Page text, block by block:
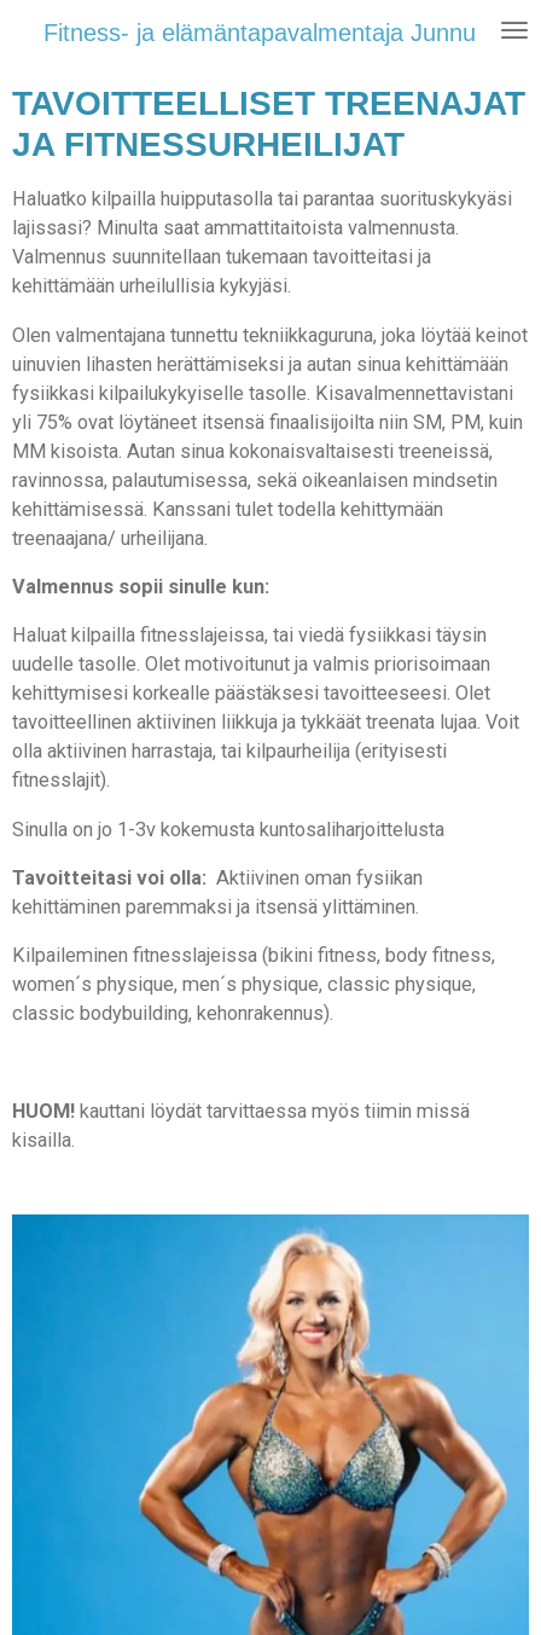
SiirryFitness- ja elämäntapavalmentaja Junnu
TAVOITTEELLISET TREENAJAT
JA FITNESSURHEILIJAT
Haluatko kilpailla huipputasolla tai parantaa suorituskykyäsi
lajissasi? Minulta saat ammattitaitoista valmennusta.
Valmennus suunnitellaan tukemaan tavoitteitasi ja
kehittämään urheilullisia kykyjäsi.
Olen valmentajana tunnettu tekniikkaguruna, joka löytää keinot
uinuvien lihasten herättämiseksi ja autan sinua kehittämään
fysiikkasi kilpailukykyiselle tasolle. Kisavalmennettavistani
yli 75% ovat löytäneet itsensä finaalisijoilta niin SM, PM, kuin
MM kisoista. Autan sinua kokonaisvaltaisesti treeneissä,
ravinnossa, palautumisessa, sekä oikeanlaisen mindsetin
kehittämisessä. Kanssani tulet todella kehittymään
treenaajana/ urheilijana.
Valmennus sopii sinulle kun:
Haluat kilpailla fitnesslajeissa, tai viedä fysiikkasi täysin
uudelle tasolle. Olet motivoitunut ja valmis priorisoimaan
kehittymisesi korkealle päästäksesi tavoitteeseesi. Olet
tavoitteellinen aktiivinen liikkuja ja tykkäät treenata lujaa. Voit
olla aktiivinen harrastaja, tai kilpaurheilija (erityisesti
fitnesslajit).
Sinulla on jo 1-3v kokemusta kuntosaliharjoittelusta
Tavoitteitasi voi olla: Aktiivinen oman fysiikan
kehittäminen paremmaksi ja itsensä ylittäminen.
Kilpaileminen fitnesslajeissa (bikini fitness, body fitness,
women´s physique, men´s physique, classic physique,
classic bodybuilding, kehonrakennus).
HUOM! kauttani löydät tarvittaessa myös tiimin missä
kisailla.